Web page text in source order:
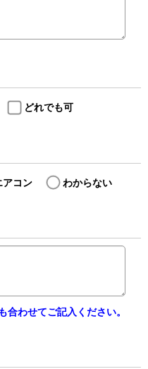
どれでも可
アコン わからない
合わせてご記入ください。